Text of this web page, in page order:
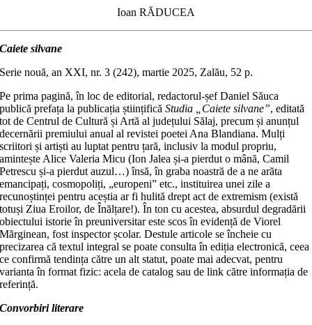
Ioan RĂDUCEA
Caiete silvane
Serie nouă, an XXI, nr. 3 (242), martie 2025, Zalău, 52 p.
Pe prima pagină, în loc de editorial, redactorul-șef Daniel Săuca
publică prefața la publicația științificăStudia „Caiete silvane”, editată
tot de Centrul de Cultură și Artă al județului Sălaj, precum și anunțul
decernării premiului anual al revistei poetei Ana Blandiana. Mulți
scriitori și artiști au luptat pentru țară, inclusiv la modul propriu,
amintește Alice Valeria Micu (Ion Jalea și-a pierdut o mână, Camil
Petrescu și-a pierdut auzul…) însă, în graba noastră de a ne arăta
emancipați, cosmopoliți, „europeni” etc., instituirea unei zile a
recunoștinței pentru aceștia ar fi hulită drept act de extremism (există
totuși Ziua Eroilor, de Înălțare!). În ton cu acestea, absurdul degradării
obiectului istorie în preuniversitar este scos în evidență de Viorel
Mărginean, fost inspector școlar. Destule articole se încheie cu
precizarea că textul integral se poate consulta în ediția electronică, ceea
ce confirmă tendința către un alt statut, poate mai adecvat, pentru
varianta în format fizic: acela de catalog sau de link către informația de
referință.
Convorbiri literare